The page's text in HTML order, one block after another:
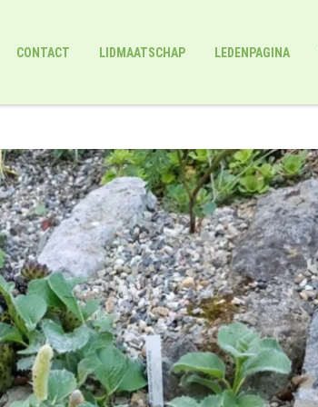
CONTACT LIDMAATSCHAP LEDENPAGINA